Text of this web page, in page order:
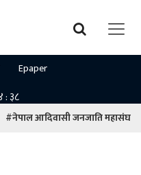
Epaper
#नेपाल आदिवासी जनजाति महासंघ